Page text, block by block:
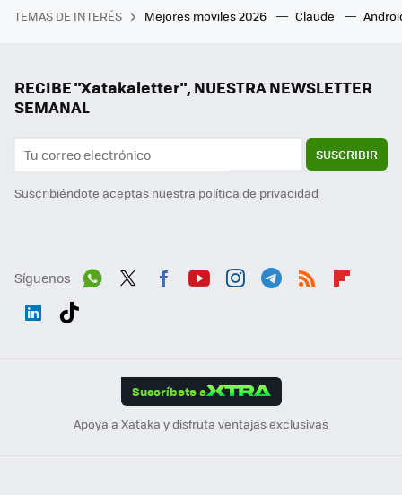
TEMAS DE INTERÉS Mejores moviles 2026 Claude
RECIBE "Xatakaletter", NUESTRA NEWSLETTER
SEMANAL
SUSCRIBIR
Suscribiéndote aceptas nuestra política de privacidad
Síguenos
Suscríbete a
Apoya a Xataka y disfruta ventajas exclusivas